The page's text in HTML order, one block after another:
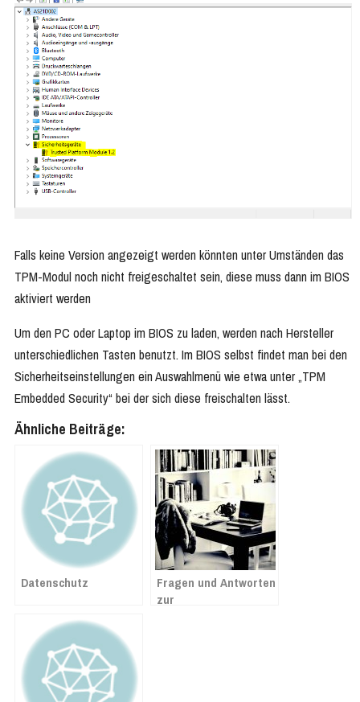
Falls keine Version angezeigt werden könnten unter Umständen das
TPM-Modul noch nicht freigeschaltet sein, diese muss dann im BIOS
aktiviert werden
Um den PC oder Laptop im BIOS zu laden, werden nach Hersteller
unterschiedlichen Tasten benutzt. Im BIOS selbst findet man bei den
Sicherheitseinstellungen ein Auswahlmenü wie etwa unter „TPM
Embedded Security“ bei der sich diese freischalten lässt.
Ähnliche Beiträge:
Datenschutz
Fragen und Antworten
zur